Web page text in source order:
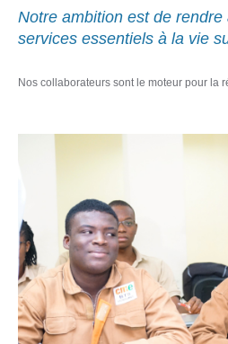
Notre ambition est de
services essentiels à la vie
Nos collaborateurs sont le moteur pour la